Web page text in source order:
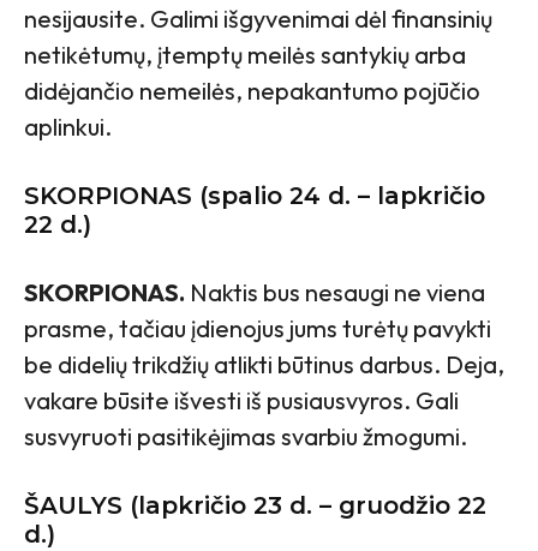
nesijausite. Galimi išgyvenimai dėl finansinių
netikėtumų, įtemptų meilės santykių arba
didėjančio nemeilės, nepakantumo pojūčio
aplinkui.
SKORPIONAS (spalio 24 d. – lapkričio
22 d.)
SKORPIONAS. Naktis bus nesaugi ne viena
prasme, tačiau įdienojus jums turėtų pavykti
be didelių trikdžių atlikti būtinus darbus. Deja,
vakare būsite išvesti iš pusiausvyros. Gali
susvyruoti pasitikėjimas svarbiu žmogumi.
ŠAULYS (lapkričio 23 d. – gruodžio 22
d.)